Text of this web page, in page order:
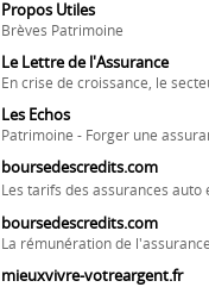
Propos Utiles
Brèves Patrimoine
Le Lettre de l'Assurance
En crise de croissance, le
Les Echos
Patrimoine - Forger une
boursedescredits.com
Les tarifs des assurances
boursedescredits.com
La rémunération de
mieuxvivre-votreargent.fr